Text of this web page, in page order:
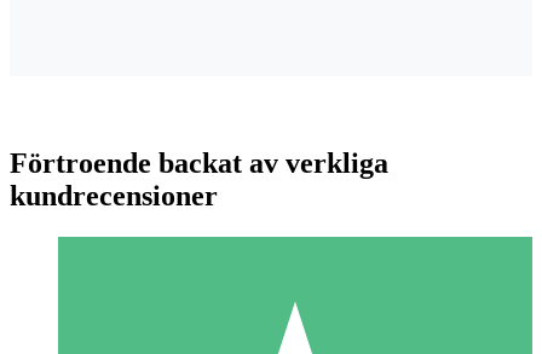
Förtroende backat av verkliga
kundrecensioner